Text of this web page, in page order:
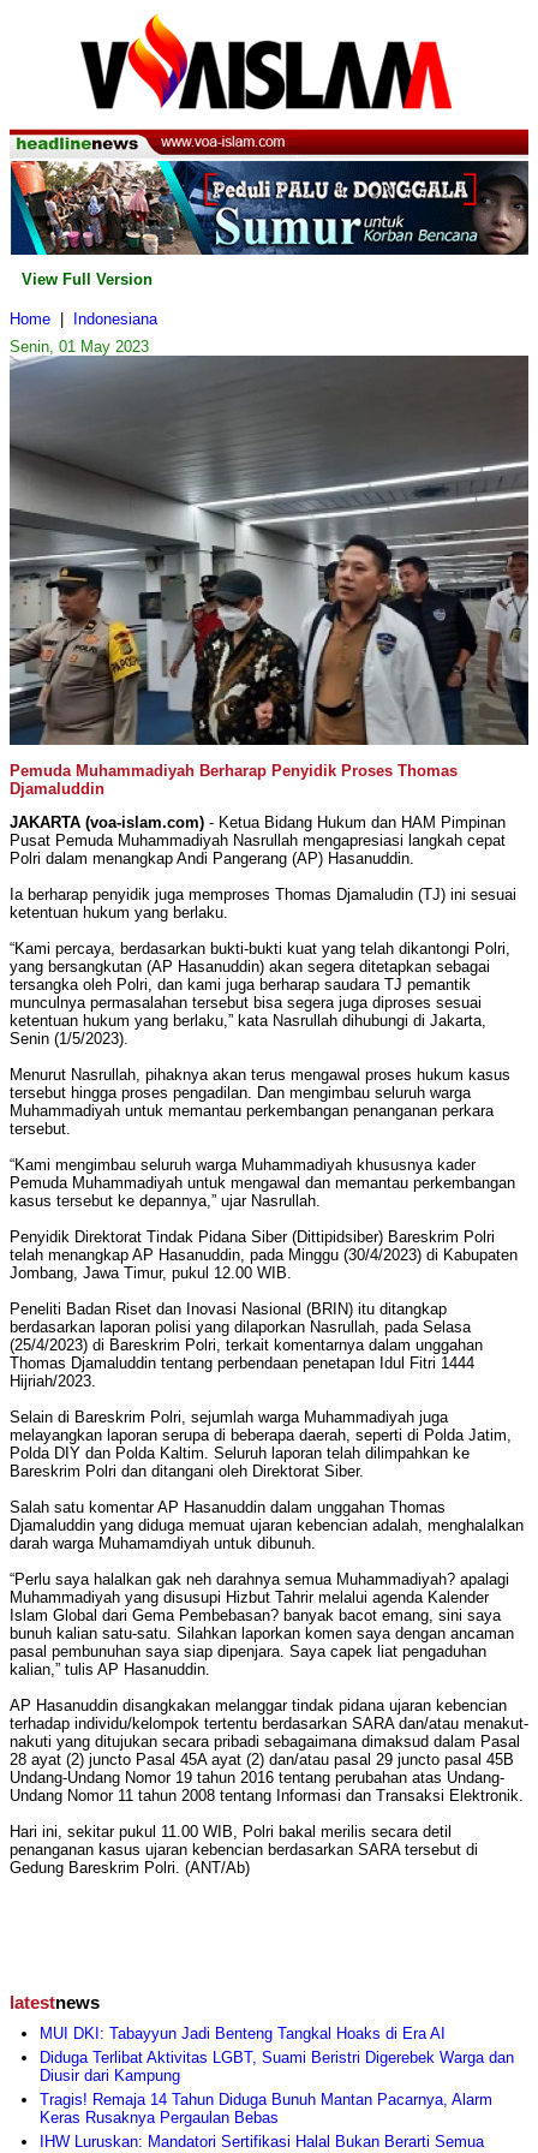
View Full Version
Home
Indonesiana
Senin, 01 May 2023
Pemuda Muhammadiyah Berharap Penyidik Proses Thomas
Djamaluddin
JAKARTA (voa-islam.com) - Ketua Bidang Hukum dan HAM Pimpinan
Pusat Pemuda Muhammadiyah Nasrullah mengapresiasi langkah cepat
Polri dalam menangkap Andi Pangerang (AP) Hasanuddin.
Ia berharap penyidik juga memproses Thomas Djamaludin (TJ) ini sesuai
ketentuan hukum yang berlaku.
“Kami percaya, berdasarkan bukti-bukti kuat yang telah dikantongi Polri,
yang bersangkutan (AP Hasanuddin) akan segera ditetapkan sebagai
tersangka oleh Polri, dan kami juga berharap saudara TJ pemantik
munculnya permasalahan tersebut bisa segera juga diproses sesuai
ketentuan hukum yang berlaku,” kata Nasrullah dihubungi di Jakarta,
Senin (1/5/2023).
Menurut Nasrullah, pihaknya akan terus mengawal proses hukum kasus
tersebut hingga proses pengadilan. Dan mengimbau seluruh warga
Muhammadiyah untuk memantau perkembangan penanganan perkara
tersebut.
“Kami mengimbau seluruh warga Muhammadiyah khususnya kader
Pemuda Muhammadiyah untuk mengawal dan memantau perkembangan
kasus tersebut ke depannya,” ujar Nasrullah.
Penyidik Direktorat Tindak Pidana Siber (Dittipidsiber) Bareskrim Polri
telah menangkap AP Hasanuddin, pada Minggu (30/4/2023) di Kabupaten
Jombang, Jawa Timur, pukul 12.00 WIB.
Peneliti Badan Riset dan Inovasi Nasional (BRIN) itu ditangkap
berdasarkan laporan polisi yang dilaporkan Nasrullah, pada Selasa
(25/4/2023) di Bareskrim Polri, terkait komentarnya dalam unggahan
Thomas Djamaluddin tentang perbendaan penetapan Idul Fitri 1444
Hijriah/2023.
Selain di Bareskrim Polri, sejumlah warga Muhammadiyah juga
melayangkan laporan serupa di beberapa daerah, seperti di Polda Jatim,
Polda DIY dan Polda Kaltim. Seluruh laporan telah dilimpahkan ke
Bareskrim Polri dan ditangani oleh Direktorat Siber.
Salah satu komentar AP Hasanuddin dalam unggahan Thomas
Djamaluddin yang diduga memuat ujaran kebencian adalah, menghalalkan
darah warga Muhamamdiyah untuk dibunuh.
“Perlu saya halalkan gak neh darahnya semua Muhammadiyah? apalagi
Muhammadiyah yang disusupi Hizbut Tahrir melalui agenda Kalender
Islam Global dari Gema Pembebasan? banyak bacot emang, sini saya
bunuh kalian satu-satu. Silahkan laporkan komen saya dengan ancaman
pasal pembunuhan saya siap dipenjara. Saya capek liat pengaduhan
kalian,” tulis AP Hasanuddin.
AP Hasanuddin disangkakan melanggar tindak pidana ujaran kebencian
terhadap individu/kelompok tertentu berdasarkan SARA dan/atau menakut-
nakuti yang ditujukan secara pribadi sebagaimana dimaksud dalam Pasal
28 ayat (2) juncto Pasal 45A ayat (2) dan/atau pasal 29 juncto pasal 45B
Undang-Undang Nomor 19 tahun 2016 tentang perubahan atas Undang-
Undang Nomor 11 tahun 2008 tentang Informasi dan Transaksi Elektronik.
Hari ini, sekitar pukul 11.00 WIB, Polri bakal merilis secara detil
penanganan kasus ujaran kebencian berdasarkan SARA tersebut di
Gedung Bareskrim Polri. (ANT/Ab)
latestnews
MUI DKI: Tabayyun Jadi Benteng Tangkal Hoaks di Era AI
Diduga Terlibat Aktivitas LGBT, Suami Beristri Digerebek Warga dan
Diusir dari Kampung
Tragis! Remaja 14 Tahun Diduga Bunuh Mantan Pacarnya, Alarm
Keras Rusaknya Pergaulan Bebas
IHW Luruskan: Mandatori Sertifikasi Halal Bukan Berarti Semua